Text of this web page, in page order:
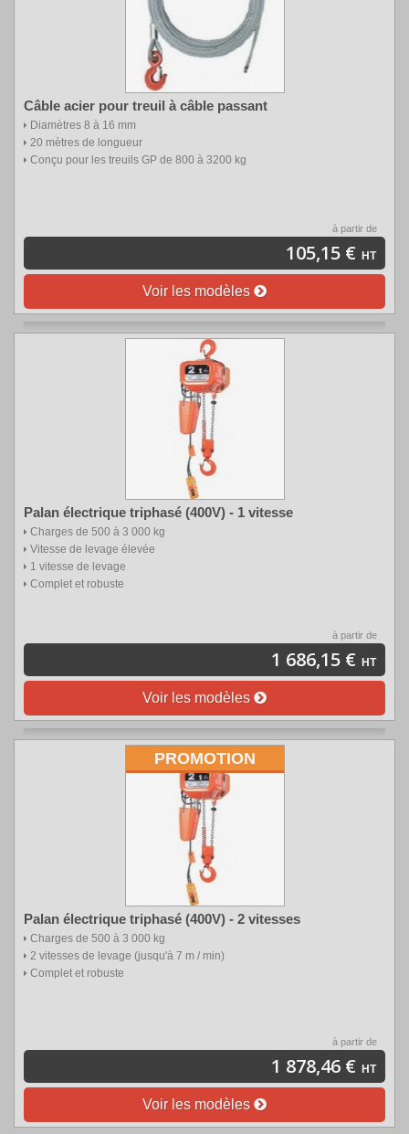
Câble acier pour treuil à câble passant
Diamètres 8 à 16 mm
20 mètres de longueur
Conçu pour les treuils GP de 800 à 3200 kg
à partir de
105,15 € HT
Voir les modèles
Palan électrique triphasé (400V) - 1 vitesse
Charges de 500 à 3 000 kg
Vitesse de levage élevée
1 vitesse de levage
Complet et robuste
à partir de
1 686,15 € HT
Voir les modèles
PROMOTION
Palan électrique triphasé (400V) - 2 vitesses
Charges de 500 à 3 000 kg
2 vitesses de levage (jusqu'à 7 m / min)
Complet et robuste
à partir de
1 878,46 € HT
Voir les modèles